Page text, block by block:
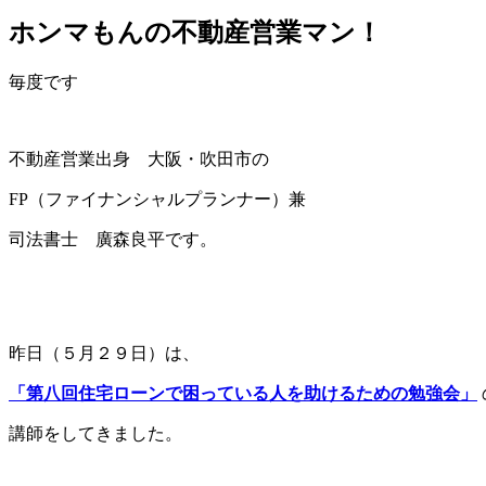
ホンマもんの不動産営業マン！
毎度です
不動産営業出身 大阪・吹田市の
FP（ファイナンシャルプランナー）兼
司法書士 廣森良平です。
昨日（５月２９日）は、
「第八回住宅ローンで困っている人を助けるための勉強会」
講師をしてきました。